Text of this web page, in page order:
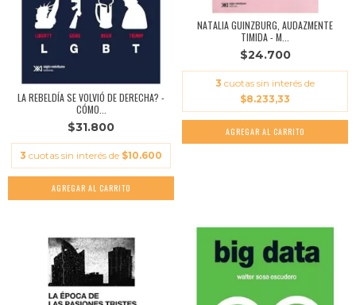
LA REBELDÍA SE VOLVIÓ DE DERECHA? -
CÓMO...
$31.800
3 cuotas sin interés de $10.600
NATALIA GUINZBURG, AUDAZMENTE
TIMIDA - M...
$24.700
3 cuotas sin interés de
$8.233,33